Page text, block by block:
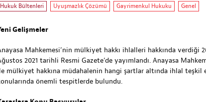
Hukuk Bültenleri Uyuşmazlık Çözümü Gayrimenkul Hukuku Genel
Gelişmeler
Mahkemesi’nin mülkiyet hakkı ihlalleri hakkında verdiği
2021 tarihli Resmi Gazete’de yayımlandı. Anayasa
mülkiyet hakkına müdahalenin hangi şartlar altında ihlal teşkil
önemli tespitlerde bulundu.